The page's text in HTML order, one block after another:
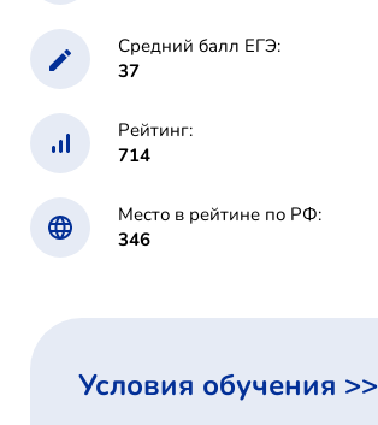
Средний балл ЕГЭ:
37
Рейтинг:
714
Место в рейтине по РФ:
346
Условия обучения >>